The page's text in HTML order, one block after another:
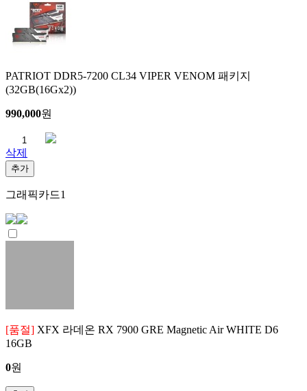
PATRIOT DDR5-7200 CL34 VIPER VENOM 패키지
(32GB(16Gx2))
990,000원
삭제
추가
그래픽카드1
[품절] XFX 라데온 RX 7900 GRE Magnetic Air WHITE D6
16GB
0원